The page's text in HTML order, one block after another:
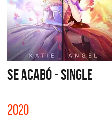
SE ACABÓ - SINGLE
2020